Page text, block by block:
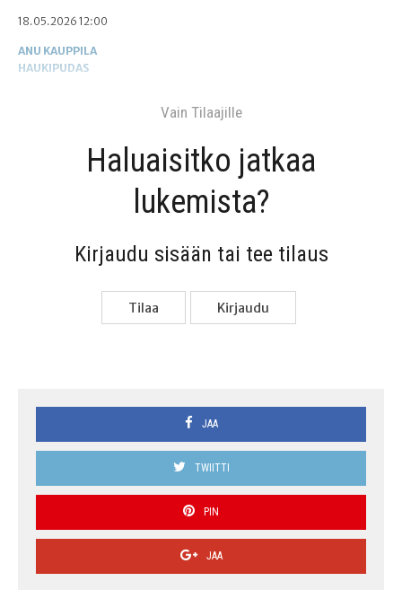
18.05.2026 12:00
ANU KAUPPILA
HAUKIPUDAS
Vain Tilaa­jil­le
Haluai­sit­ko jat­kaa
lukemista?
Kir­jau­du sisään tai tee tilaus
Tilaa Kir­jau­du
JAA
TWIITTI
PIN
JAA